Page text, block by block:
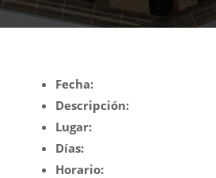
Fecha:
Descripción:
Lugar:
Días:
Horario: